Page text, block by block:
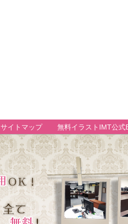
サイトマップ 無料イラストIMT公式